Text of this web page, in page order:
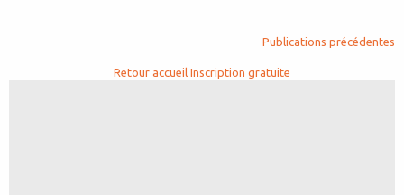
Publications précédentes
Retour accueil Inscription gratuite